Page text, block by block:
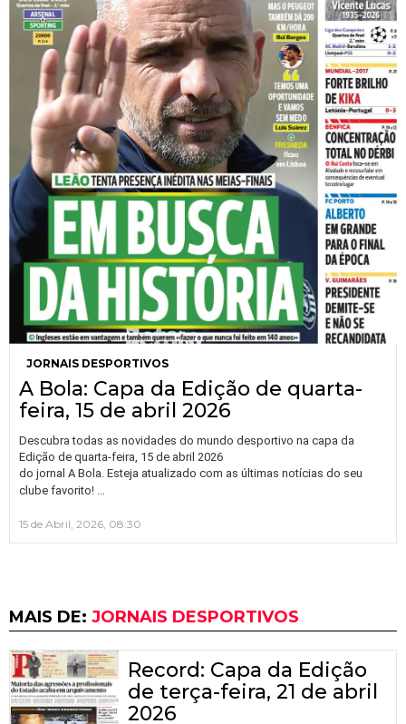
JORNAIS DESPORTIVOS
A Bola: Capa da Edição de quarta-
feira, 15 de abril 2026
Descubra todas as novidades do mundo desportivo na capa da
Edição de quarta-feira, 15 de abril 2026
do jornal A Bola. Esteja atualizado com as últimas notícias do seu
clube favorito! …
15 de Abril, 2026, 08:30
MAIS DE: JORNAIS DESPORTIVOS
Record: Capa da Edição
de terça-feira, 21 de abril
2026